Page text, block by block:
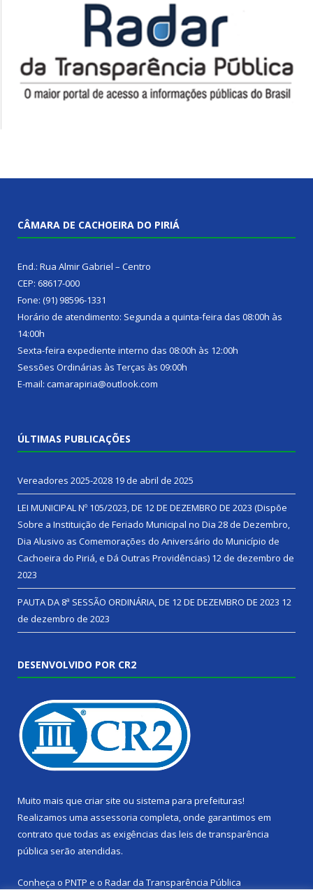
CÂMARA DE CACHOEIRA DO PIRIÁ
End.: Rua Almir Gabriel – Centro
CEP: 68617-000
Fone: (91) 98596-1331
Horário de atendimento: Segunda a quinta-feira das 08:00h às
14:00h
Sexta-feira expediente interno das 08:00h às 12:00h
Sessões Ordinárias às Terças às 09:00h
E-mail: camarapiria@outlook.com
ÚLTIMAS PUBLICAÇÕES
Vereadores 2025-2028 19 de abril de 2025
LEI MUNICIPAL Nº 105/2023, DE 12 DE DEZEMBRO DE 2023 (Dispõe
Sobre a Instituição de Feriado Municipal no Dia 28 de Dezembro,
Dia Alusivo as Comemorações do Aniversário do Município de
Cachoeira do Piriá, e Dá Outras Providências) 12 de dezembro de
2023
PAUTA DA 8ª SESSÃO ORDINÁRIA, DE 12 DE DEZEMBRO DE 2023 12
de dezembro de 2023
DESENVOLVIDO POR CR2
Muito mais que criar site ou sistema para prefeituras!
Realizamos uma assessoria completa, onde garantimos em
contrato que todas as exigências das leis de transparência
pública serão atendidas.
Conheça o PNTP e o Radar da Transparência Pública